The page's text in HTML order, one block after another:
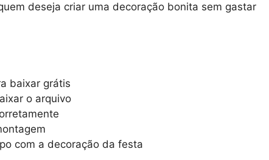
deseja criar uma decoração bonita sem gastar
baixar grátis
o arquivo
com a decoração da festa